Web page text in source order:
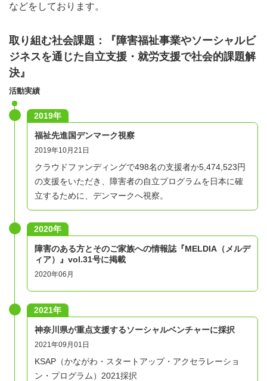
などをしております。
取り組む社会課題：『障害福祉事業やソーシャルビ
ジネスを通じた自立支援・就労支援で社会的課題解
決』
活動実績
2019年
福祉先進国デンマーク視察
2019年10月21日
クラウドファンディングで498名の支援者か5,474,523円
の支援をいただき、障害者の自立プログラムを日本に確
立するために、デンマークへ視察。
2020年
障害のある方とそのご家族への情報誌『MELDIA（メルデ
ィア）』vol.31号に掲載
2020年06月
2021年
神奈川県が重点支援するソーシャルベンチャーに採択
2021年09月01日
KSAP（かながわ・スタートアップ・アクセラレーショ
ン・プログラム）2021採択